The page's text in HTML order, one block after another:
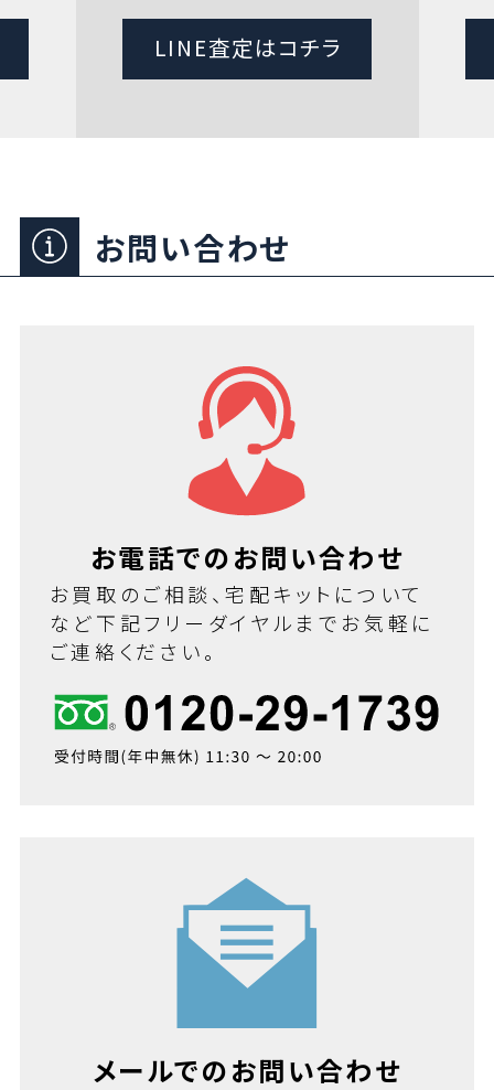
LINE査定はコチラ
お問い合わせ
お電話でのお問い合わせ
お買取のご相談、宅配キットについて
など下記フリーダイヤルまでお気軽に
ご連絡ください。
メールでのお問い合わせ